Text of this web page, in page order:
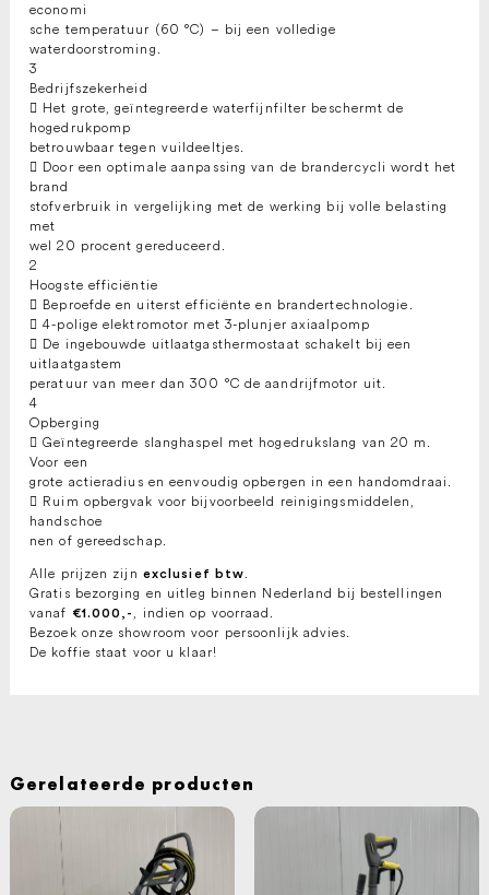
economi
sche temperatuur (60 °C) – bij een volledige
waterdoorstroming.
3
Bedrijfszekerheid
 Het grote, geïntegreerde waterfijnfilter beschermt de
hogedrukpomp
betrouwbaar tegen vuildeeltjes.
 Door een optimale aanpassing van de brandercycli wordt het
brand
stofverbruik in vergelijking met de werking bij volle belasting
met
wel 20 procent gereduceerd.
2
Hoogste efficiëntie
 Beproefde en uiterst efficiënte en brandertechnologie.
 4-polige elektromotor met 3-plunjer axiaalpomp
 De ingebouwde uitlaatgasthermostaat schakelt bij een
uitlaatgastem
peratuur van meer dan 300 °C de aandrijfmotor uit.
4
Opberging
 Geïntegreerde slanghaspel met hogedrukslang van 20 m.
Voor een
grote actieradius en eenvoudig opbergen in een handomdraai.
 Ruim opbergvak voor bijvoorbeeld reinigingsmiddelen,
handschoe
nen of gereedschap.
Alle prijzen zijn exclusief btw.
Gratis bezorging en uitleg binnen Nederland bij bestellingen
vanaf €1.000,- , indien op voorraad.
Bezoek onze showroom voor persoonlijk advies.
De koffie staat voor u klaar!
Gerelateerde producten